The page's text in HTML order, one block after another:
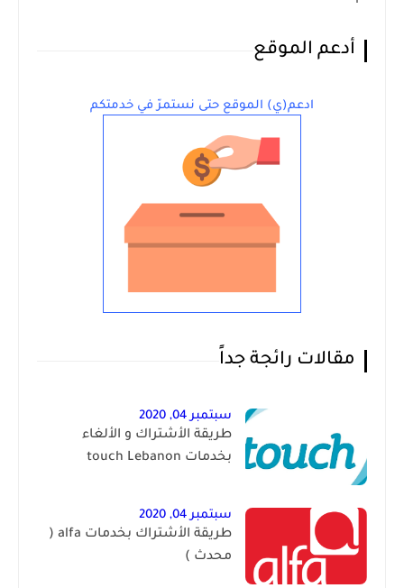
أدعم الموقع
ادعم(ي) الموقع حتى نستمرّ في خدمتكم
مقالات رائجة جداً
سبتمبر 04, 2020
طريقة الأشتراك و الألغاء
بخدمات touch Lebanon
سبتمبر 04, 2020
طريقة الأشتراك بخدمات alfa (
محدث )